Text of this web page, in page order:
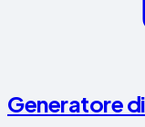
Generatore